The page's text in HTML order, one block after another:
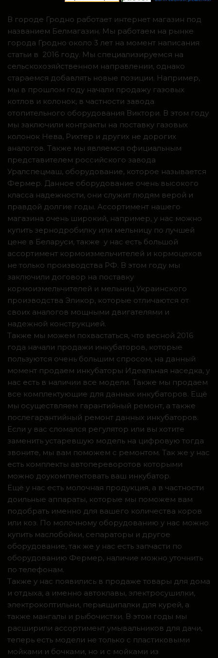
В городе Гродно работает интернет магазин под
названием Белмагазин. Мы работаем на рынке
города Гродно около 3 лет на момент написания
статьи в 2016 году. Мы специализируемся на
сельскохозяйственном направлении, однако
стараемся добавлять новые позиции. Например,
мы в прошлом году начали продажу газовых
котлов и колонок, в частности завода
отопительного оборудования Виктори. В этом году
мы заключили контракты на поставку газовых
колонок Нева, Рихтер и других не дорогих
аналогов. Также мы являемся официальным
представителем российского завода
Уралспецмаш, оборудование, которое называется
Фермер. Данное оборудование очень высокого
класса надежности, они служит людям верой и
правдой долгие годы. Ассортимент нашего
магазина очень широкий, например, у нас можно
купить зернодробилку или мельницу по лучшей
цене в Беларуси, также у нас есть большой
ассортимент кормоизмельчителей и кормоцехов
не только производства РФ. В этом году мы
заключили договор на поставку
кормоизмельчителей и мельниц Украинского
производства Эликор, которые отличаются от
своих аналогов мощными двигателями и
надежной конструкцией.
Также мы можем похвастаться, что весной 2016
года начали продажи инкубаторов, которые
пользуются очень большим спросом, на данный
момент продаем инкубаторы Идеальная наседка, у
нас есть в наличии все модели. Также мы продаем
все комплектующие для данных инкубаторов. Ещё
мы осуществляем гарантийный ремонт, а также
послегарантийный ремонт данных инкубаторов.
Если у вас сломался регулятор или вы хотите
заменить устаревшую модель на цифровую тогда
звоните, мы вам поможем с ремонтом. Так же у нас
есть комплекты автопереворотов которыми
можно доукомплектовать ваш инкубатор.
Ещё у нас есть молочная продукция, а в частности
доильные аппараты, которые мы поможем вам
подобрать именно для вашего количества коров
или коз. По молочному оборудованию у нас можно
купить маслобойки, сепараторы и другое
оборудование, так же у нас есть запчасти по
оборудованию Фермер, наличие можно уточнить
по телефонам.
Также у нас появились в продаже товары для дома
и отдыха, а именно автоклавы, электросушилки,
электрокоптильни, перьящипалки для курей, а
также мангалы и рыбочистки. В этом годы мы
расширили ассортимент умывальников для дачи,
теперь есть модели не только с пластиковыми
мойками и бочками, но и с мойками из